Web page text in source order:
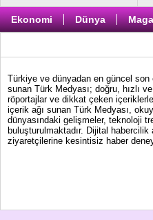
Ekonomi Dünya
Türkiye ve dünyadan en güncel son
sunan Türk Medyası; doğru, hızlı
röportajlar ve dikkat çeken
içerik ağı sunan Türk Medyası,
dünyasındaki gelişmeler, teknoloji
buluşturulmaktadır. Dijital
ziyaretçilerine kesintisiz haber